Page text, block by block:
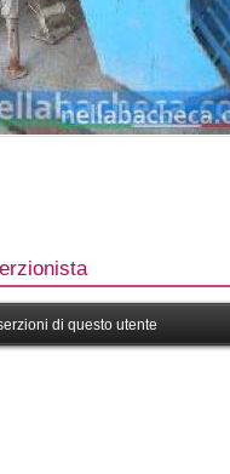
di questo utente